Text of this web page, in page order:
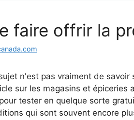
faire offrir la
n'est pas vraiment de
sur les magasins et épiceries
tester en quelque sorte
qui sont souvent encore